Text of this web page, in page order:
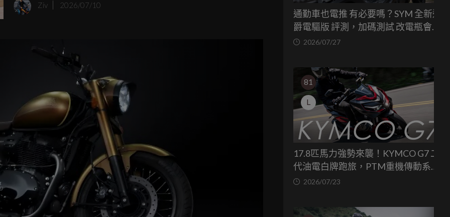
125c.c. 玩樂小車，分別是Monkey 125、MSX GROM 以及 Super
Ziv 2026/07/10
通勤車也電推 有必要嗎？SYM 全新迪
爵電驅版 評測，加碼測試 改電瓶會更
省油嗎？
2026/07/27
81
L
17.8匹馬力強勢來襲！KYMCO G7 二
代油電白牌跑旅，PTM重機傳動系統
與8公斤減重的操控饗宴
2026/07/23